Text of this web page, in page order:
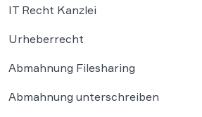
IT Recht Kanzlei
Urheberrecht
Abmahnung Filesharing
Abmahnung unterschreiben